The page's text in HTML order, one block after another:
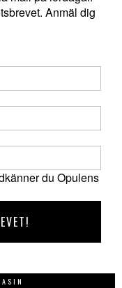
Anmäl dig
du Opulens